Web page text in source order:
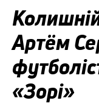
Артём
«Зорі»